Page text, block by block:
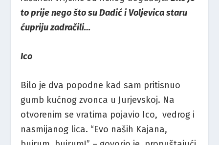
to prije nego što su Dadić i Voljevica staru
ćupriju zadračili…
Ico
Bilo je dva popodne kad sam pritisnuo
gumb kućnog zvonca u Jurjevskoj. Na
otvorenim se vratima pojavio Ico, vedrog i
nasmijanog lica. “Evo naših Kajana,